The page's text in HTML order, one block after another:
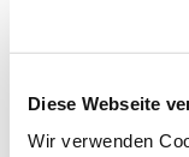
Diese Webseite
Wir verwenden